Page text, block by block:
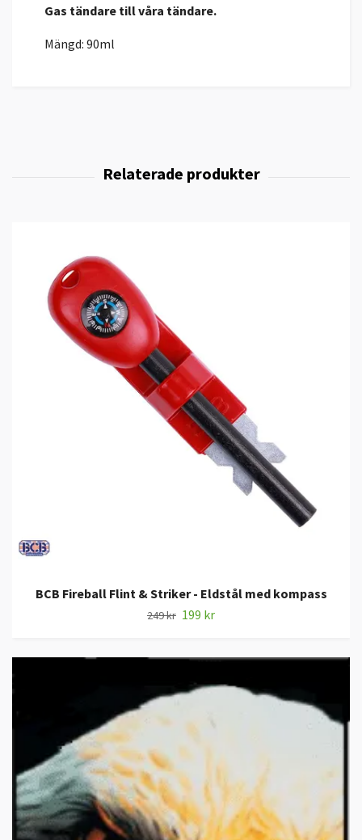
Gas tändare till våra tändare.
Mängd: 90ml
BCB Fireball Flint & Striker - Eldstål med kompass
249 kr 199 kr